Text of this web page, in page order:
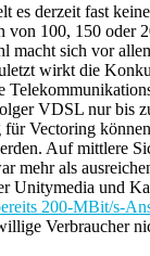
es derzeit fast
von 100, 150 oder
macht sich vor
wirkt die
VDSL nur bis
Vectoring
Auf mittlere
mehr als
Unitymedia und
200-MBit/s-
Verbraucher